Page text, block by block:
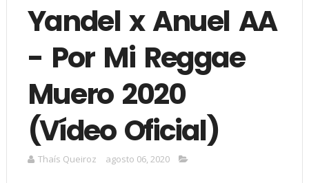
Yandel x Anuel AA
- Por Mi Reggae
Muero 2020
(Vídeo Oficial)
Thaís Queiroz agosto 06, 2020